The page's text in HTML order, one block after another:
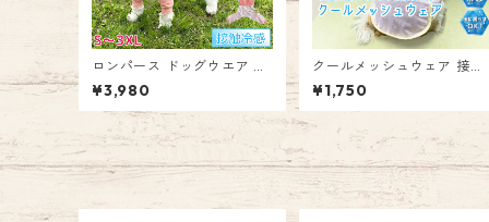
ロンパース ドッグウエア ラ
ッシュガード クール アウト
ドア 紫外線対策 犬服 犬 ペ
ット用品 夏 小型犬 ひんやり
涼しい サラサラ ストレッチ
着やすい お散歩 汚れ防止 ケ
ガ防止 お出かけ ウェア 男の
¥3,980
クールメッシュウェア 接触
冷感 UVケア 涼感 メッシュ
クール ドッグウェア ペット
ドッグ 犬 ウェア 服 クール
ウェア 暑さ対策 ひんやりウ
ェア 夏 速乾 通気性 暑さ対
策グッズ 熱中症対策 毛抜け
防止 お散歩 お出かけ かわ
い エミリースタイル
tyle
¥1,750